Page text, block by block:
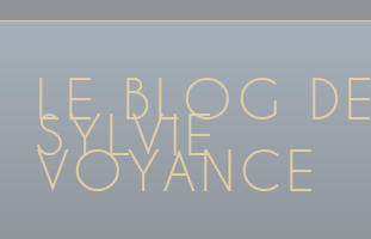
LE BLOG DE
SYLVIE
VOYANCE